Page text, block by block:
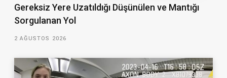
Gereksiz Yere Uzatıldığı Düşünülen ve Mantığı
Sorgulanan Yol
2 AĞUSTOS 2026